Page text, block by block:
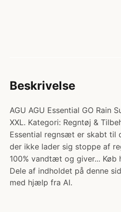
Beskrivelse
AGU AGU Essential GO Rain
XXL. Kategori: Regntøj &
Essential regnsæt er skabt til
der ikke lader sig stoppe af
100% vandtæt og giver... Køb
Dele af indholdet på denne
med hjælp fra AI.